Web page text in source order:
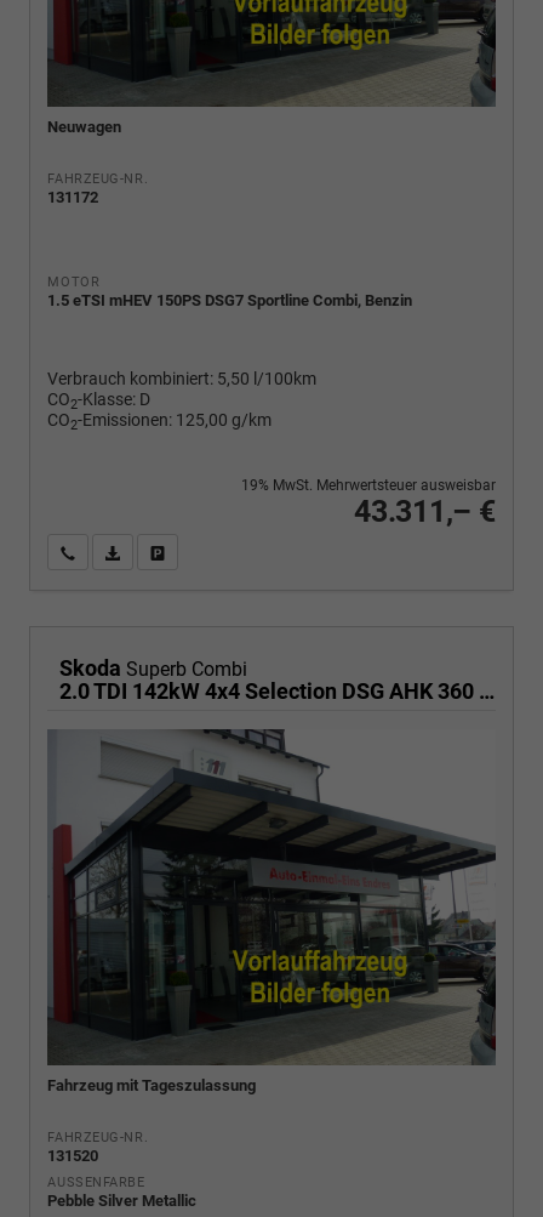
Neuwagen
FAHRZEUG-NR.
131172
MOTOR
1.5 eTSI mHEV 150PS DSG7 Sportline Combi, Benzin
Verbrauch kombiniert: 5,50 l/100km
CO2-Klasse: D
CO2-Emissionen: 125,00 g/km
43.311,– €
19% MwSt. Mehrwertsteuer ausweisbar
Wir rufen Sie anPDF-Fahrzeugexposé drucken
Skoda Superb Combi
2.0 TDI 142kW 4x4 Selection DSG AHK 360 Head Up Pano
Fahrzeug mit Tageszulassung
FAHRZEUG-NR.
131520
AUSSENFARBE
Pebble Silver Metallic